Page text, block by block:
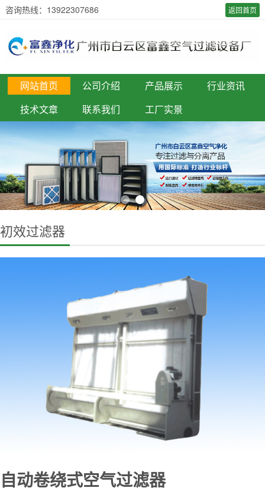
返回首页
咨询热线：13922307686
网站首页 公司介绍 产品展示
行业资讯
技术文章
联系我们 工厂实景
初效过滤器
自动卷绕式空气过滤器